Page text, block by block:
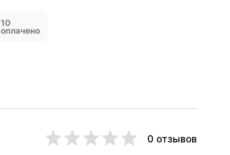
10
оплачено
0 отзывов